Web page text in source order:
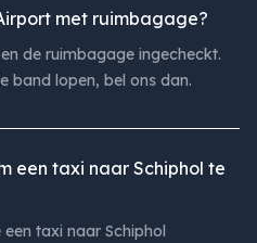
met ruimbagage?
de ruimbagage ingecheckt.
band lopen, bel ons dan.
een taxi naar Schiphol te
taxi naar Schiphol